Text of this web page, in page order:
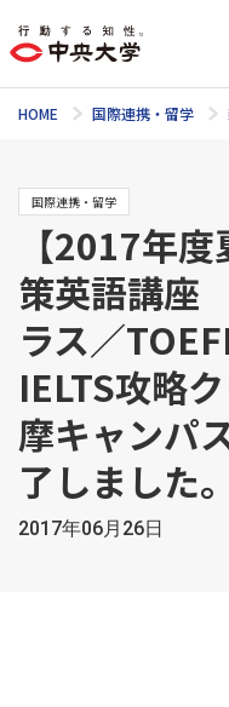
HOME 国際連携・留学
国際連携・留学
【2017年
策英語講座
ラス／
IELTS攻略
摩キャン
了しました。
2017年06月26日